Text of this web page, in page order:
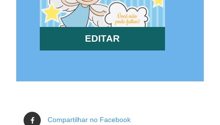
EDITAR
Compartilhar no Facebook